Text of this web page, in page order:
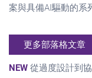
案與具備AI驅動的系
更多部落格文章
NEW 從過度設計到